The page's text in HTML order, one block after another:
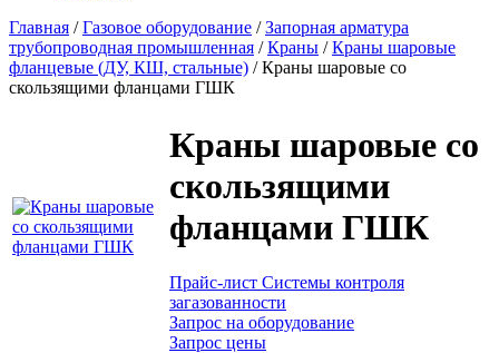
Главная / Газовое оборудование / Запорная арматура
трубопроводная промышленная / Краны / Краны шаровые
фланцевые (ДУ, КШ, стальные) / Краны шаровые со
скользящими фланцами ГШК
Краны шаровые со
скользящими
фланцами ГШК
Прайс-лист Системы контроля
загазованности
Запрос на оборудование
Запрос цены